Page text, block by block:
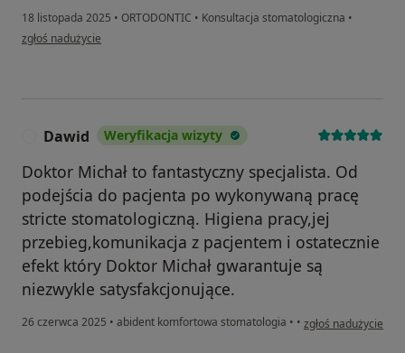
18 listopada 2025 • ORTODONTIC • Konsultacja stomatologiczna •
w opinii użytkownika pacjent
zgłoś nadużycie
Dawid Weryfikacja wizyty
Doktor Michał to fantastyczny specjalista. Od
podejścia do pacjenta po wykonywaną pracę
stricte stomatologiczną. Higiena pracy,jej
przebieg,komunikacja z pacjentem i ostatecznie
efekt który Doktor Michał gwarantuje są
niezwykle satysfakcjonujące.
26 czerwca 2025 • abident komfortowa stomatologia • • w opinii
zgłoś nadużycie